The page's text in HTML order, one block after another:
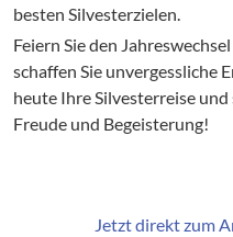
besten Silvesterzielen.
Feiern Sie den
schaffen Sie unvergessliche
heute Ihre Silvesterreise
Freude und Begeisterung!
Jetzt direkt zum